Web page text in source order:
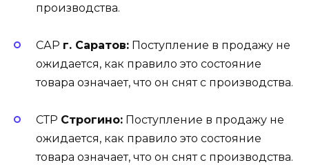
производства.
САР г. Саратов: Поступление в продажу не
ожидается, как правило это состояние
товара означает, что он снят с производства.
СТР Строгино: Поступление в продажу не
ожидается, как правило это состояние
товара означает, что он снят с производства.